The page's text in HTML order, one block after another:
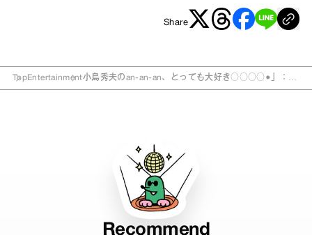
Share
TopEntertainment小島秀夫のan‐an‐an、とっても大好き○○○○●」：第
Recommend